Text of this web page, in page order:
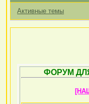
Активные темы
ФОРУМ